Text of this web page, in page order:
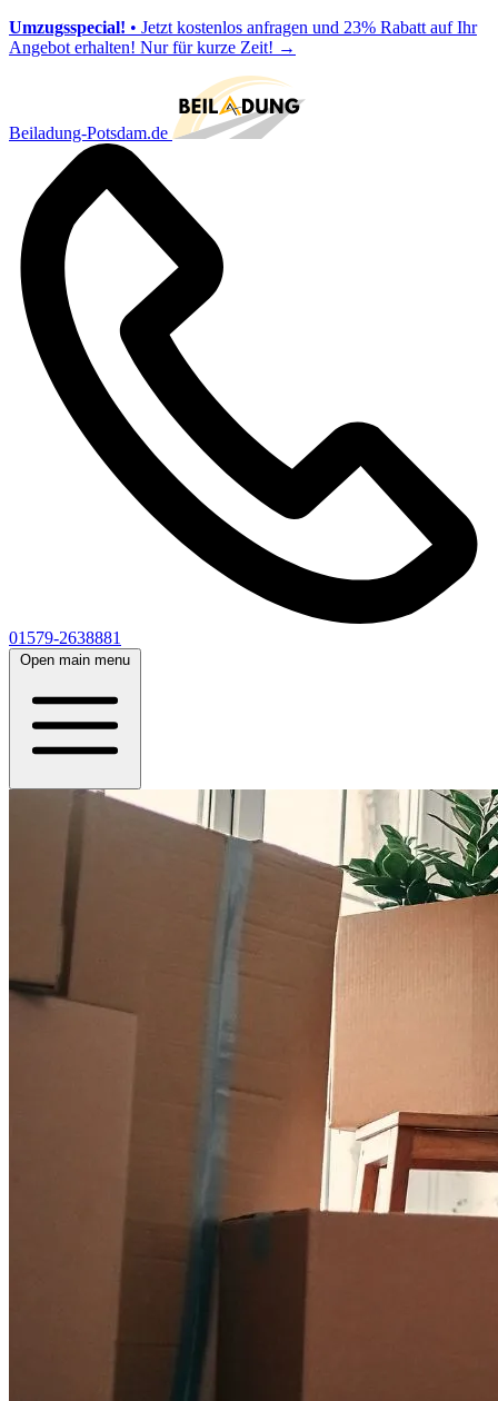
Umzugsspecial! • Jetzt kostenlos anfragen und 23% Rabatt auf Ihr
Angebot erhalten! Nur für kurze Zeit! →
Beiladung-Potsdam.de
01579-2638881
Open main menu